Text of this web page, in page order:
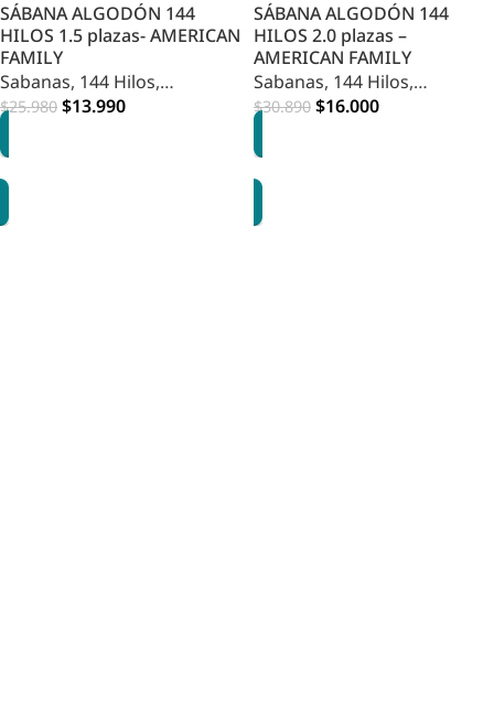
SÁBANA ALGODÓN 144
HILOS 1.5 plazas- AMERICAN
FAMILY
Sabanas, 144 Hilos,
Dormitorio
$25.980 $13.990
SÁBANA ALGODÓN 144
HILOS 2.0 plazas –
AMERICAN FAMILY
Sabanas, 144 Hilos,
Dormitorio
$30.890 $16.000